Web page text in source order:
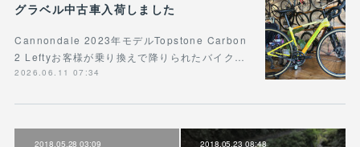
グラベル中古車入荷しました
Cannondale 2023年モデルTopstone Carbon
2 Leftyお客様が乗り換えで降りられたバイク…
2026.06.11 07:34
2018.05.28 03:09 2018.05.23 08:48